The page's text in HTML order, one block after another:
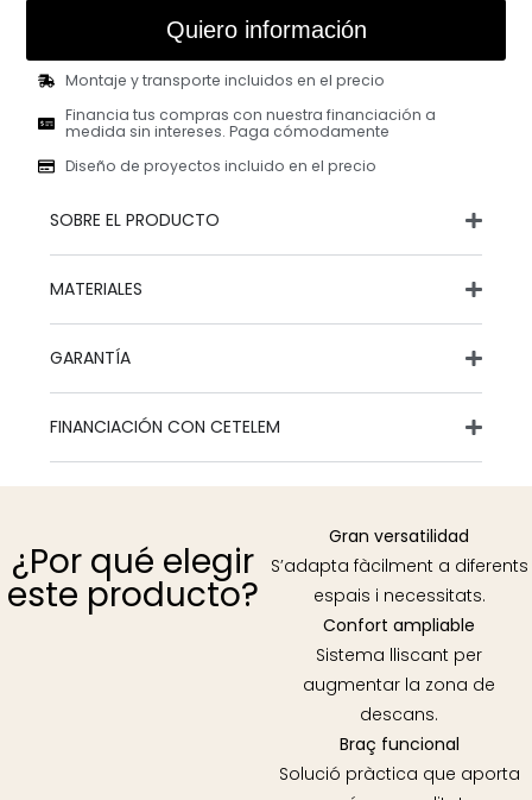
Quiero información
Montaje y transporte incluidos en el precio
Financia tus compras con nuestra financiación a
medida sin intereses. Paga cómodamente
Diseño de proyectos incluido en el precio
SOBRE EL PRODUCTO
MATERIALES
GARANTÍA
FINANCIACIÓN CON CETELEM
¿Por qué elegir
este producto?
Gran versatilidad
S’adapta fàcilment a diferents
espais i necessitats.
Confort ampliable
Sistema lliscant per
augmentar la zona de
descans.
Braç funcional
Solució pràctica que aporta